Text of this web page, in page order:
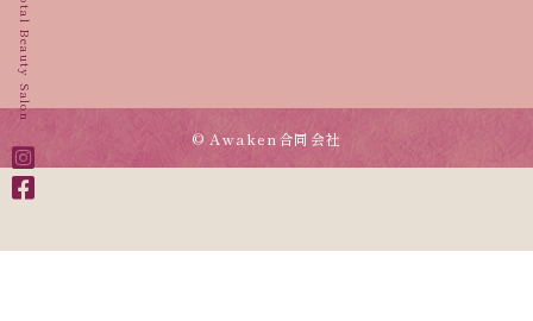
Total Beauty Salon
© Awaken合同会社